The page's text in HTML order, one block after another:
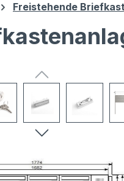
Freistehende